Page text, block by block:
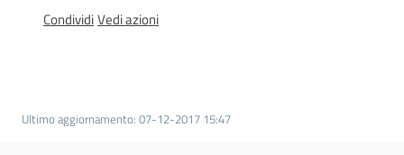
Coordinamento
CondividiVedi azioni
Ultimo aggiornamento: 07-12-2017 15:47